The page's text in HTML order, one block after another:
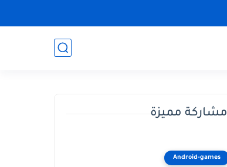
مشاركة مميزة
Android-games